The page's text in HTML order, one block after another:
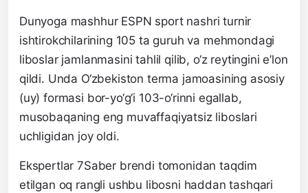
Dunyoga mashhur ESPN sport nashri turnir
ishtirokchilarining 105 ta guruh va mehmondagi
liboslar jamlanmasini tahlil qilib, o‘z reytingini e’lon
qildi. Unda O‘zbekiston terma jamoasining asosiy
(uy) formasi bor-yo‘g‘i 103-o‘rinni egallab,
musobaqaning eng muvaffaqiyatsiz liboslari
uchligidan joy oldi.
Ekspertlar 7Saber brendi tomonidan taqdim
etilgan oq rangli ushbu libosni haddan tashqari